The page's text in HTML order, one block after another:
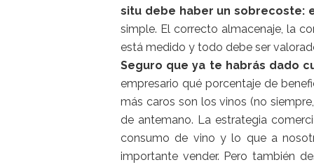
situ debe haber un sobrecoste:
simple. El correcto almacenaje, la
está medido y todo debe ser
Seguro que ya te habrás dado
empresario qué porcentaje de
más caros son los vinos (no
de antemano. La estrategia
consumo de vino y lo que a
importante vender. Pero también